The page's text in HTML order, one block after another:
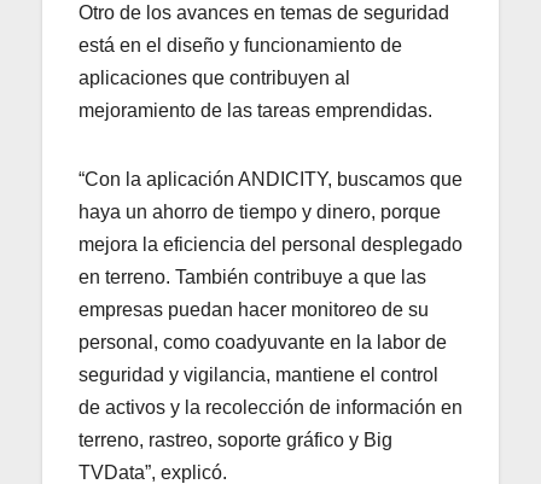
Otro de los avances en temas de seguridad
está en el diseño y funcionamiento de
aplicaciones que contribuyen al
mejoramiento de las tareas emprendidas.
“Con la aplicación ANDICITY, buscamos que
haya un ahorro de tiempo y dinero, porque
mejora la eficiencia del personal desplegado
en terreno. También contribuye a que las
empresas puedan hacer monitoreo de su
personal, como coadyuvante en la labor de
seguridad y vigilancia, mantiene el control
de activos y la recolección de información en
terreno, rastreo, soporte gráfico y Big
TVData”, explicó.